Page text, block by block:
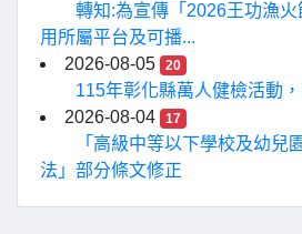
轉知:為宣傳「2026王功漁
用所屬平台及可播...
2026-08-05
20
115年彰化縣萬人健檢活動，
2026-08-04
17
「高級中等以下學校及幼兒
法」部分條文修正